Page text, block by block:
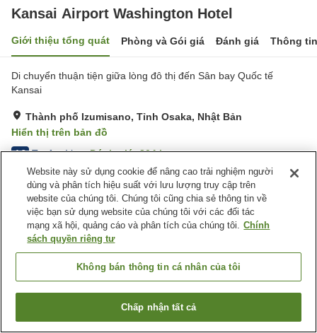
Kansai Airport Washington Hotel
Giới thiệu tổng quát Phòng và Gói giá Đánh giá Thông
Di chuyển thuận tiện giữa lòng đô thị đến Sân bay Quốc tế
Kansai
Thành phố Izumisano, Tỉnh Osaka, Nhật Bản
Hiển thị trên bản đồ
4.3 Tuyệt vời Đánh giá:804lượt
Tiện nghi chỗ nghỉ
Bãi đỗ xe
Cách nhà ga 5 phút đi bộ
Spa / Salon
Nhà hàng
Nhật Bản Tỉnh Osaka
Thành phố Izumisano
Kansai Airport Washington Hotel
Tìm phòng trống
Website này sử dụng cookie để nâng cao trải nghiệm người
dùng và phân tích hiệu suất với lưu lượng truy cập trên
website của chúng tôi. Chúng tôi cũng chia sẻ thông tin về
việc bạn sử dụng website của chúng tôi với các đối tác
mạng xã hội, quảng cáo và phân tích của chúng tôi. Chính
sách quyền riêng tư
Không bán thông tin cá nhân của tôi
Chấp nhận tất cả